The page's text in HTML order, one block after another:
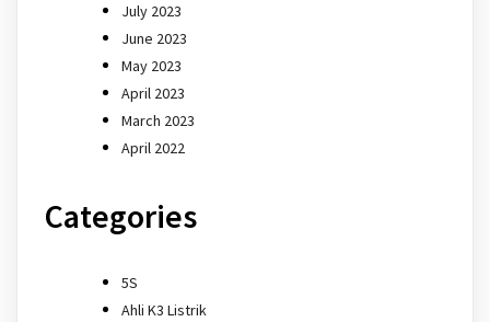
July 2023
June 2023
May 2023
April 2023
March 2023
April 2022
Categories
5S
Ahli K3 Listrik